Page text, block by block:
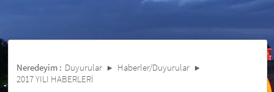
Neredeyim : Duyurular
Haberler/Duyurular
2017 YILI HABERLERİ